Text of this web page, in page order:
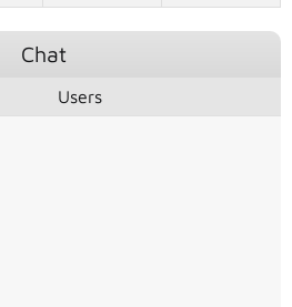
Chat
Users